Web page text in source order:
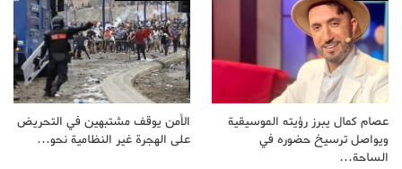
عصام كمال يبرز رؤيته الموسيقية
ويواصل ترسيخ حضوره في
الساحة…
الأمن يوقف مشتبهين في التحريض
على الهجرة غير النظامية نحو…